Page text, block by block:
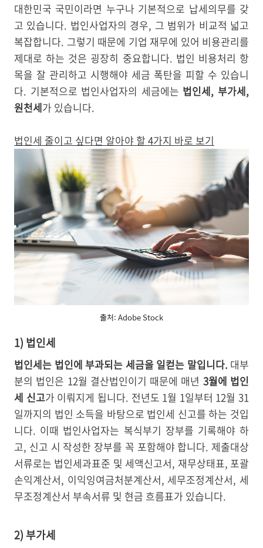
대한민국 국민이라면 누구나 기본적으로 납세의무를 갖
고 있습니다. 법인사업자의 경우, 그 범위가 비교적 넓고
복잡합니다. 그렇기 때문에 기업 재무에 있어 비용관리를
제대로 하는 것은 굉장히 중요합니다. 법인 비용처리 항
목을 잘 관리하고 시행해야 세금 폭탄을 피할 수 있습니
다. 기본적으로 법인사업자의 세금에는 법인세, 부가세,
원천세가 있습니다.
법인세 줄이고 싶다면 알아야 할 4가지 바로 보기
출처: Adobe Stock
1) 법인세
법인세는 법인에 부과되는 세금을 일컫는 말입니다. 대부
분의 법인은 12월 결산법인이기 때문에 매년 3월에 법인
세 신고가 이뤄지게 됩니다. 전년도 1월 1일부터 12월 31
일까지의 법인 소득을 바탕으로 법인세 신고를 하는 것입
니다. 이때 법인사업자는 복식부기 장부를 기록해야 하
고, 신고 시 작성한 장부를 꼭 포함해야 합니다. 제출대상
서류로는 법인세과표준 및 세액신고서, 재무상태표, 포괄
손익계산서, 이익잉여금처분계산서, 세무조정계산서, 세
무조정계산서 부속서류 및 현금 흐름표가 있습니다.
2) 부가세